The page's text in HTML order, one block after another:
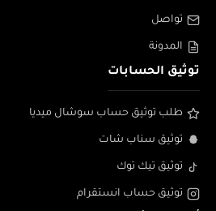
تواصل
المدونة
توثيق الحسابات
طلب توثيق حساب سوشال ميديا
توثيق سناب شات
توثيق تيك توك
توثيق حساب انستقرام